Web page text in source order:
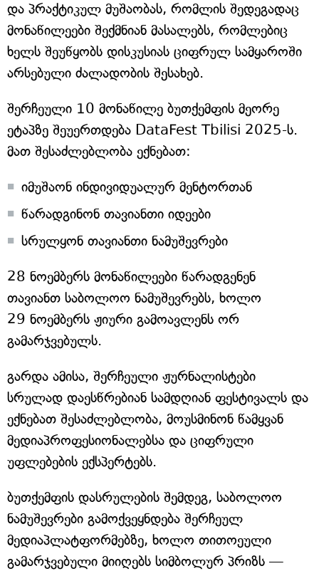
და პრაქტიკულ მუშაობას, რომლის შედეგადაც
მონაწილეები შექმნიან მასალებს, რომლებიც
ხელს შეუწყობს დისკუსიას ციფრულ სამყაროში
არსებული ძალადობის შესახებ.
შერჩეული 10 მონაწილე ბუთქემფის მეორე
ეტაპზე შეუერთდება DataFest Tbilisi 2025-ს.
მათ შესაძლებლობა ექნებათ:
იმუშაონ ინდივიდუალურ მენტორთან
წარადგინონ თავიანთი იდეები
სრულყონ თავიანთი ნამუშევრები
28 ნოემბერს მონაწილეები წარადგენენ
თავიანთ საბოლოო ნამუშევრებს, ხოლო
29 ნოემბერს ჟიური გამოავლენს ორ
გამარჯვებულს.
გარდა ამისა, შერჩეული ჟურნალისტები
სრულად დაესწრებიან სამდღიან ფესტივალს და
ექნებათ შესაძლებლობა, მოუსმინონ წამყვან
მედიაპროფესიონალებსა და ციფრული
უფლებების ექსპერტებს.
ბუთქემფის დასრულების შემდეგ, საბოლოო
ნამუშევრები გამოქვეყნდება შერჩეულ
მედიაპლატფორმებზე, ხოლო თითოეული
გამარჯვებული მიიღებს სიმბოლურ პრიზს —